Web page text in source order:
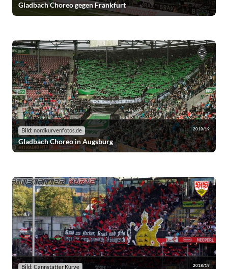
Gladbach Choreo gegen Frankfurt
Bild: nordkurvenfotos.de 2018/19
Gladbach Choreo in Augsburg
Bild: Cannstatter Kurve 2018/19